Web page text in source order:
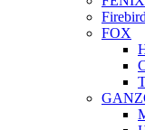
Firebird
FOX